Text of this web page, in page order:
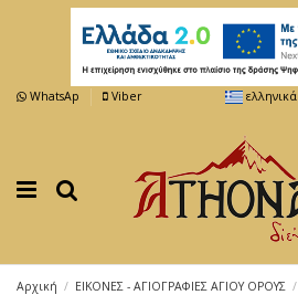
WhatsAp Viber ελληνικά
Αρχική ΕΙΚΟΝΕΣ - ΑΓΙΟΓΡΑΦΙΕΣ ΑΓΙΟΥ ΟΡΟΥΣ